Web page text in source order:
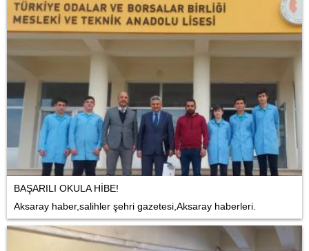
BAŞARILI OKULA HİBE!
Aksaray haber,salihler şehri gazetesi,Aksaray haberleri.